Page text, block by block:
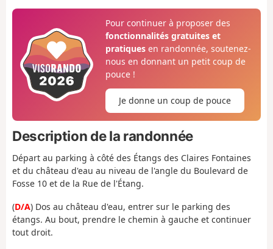
Pour continuer à proposer des
fonctionnalités gratuites et
pratiquesen randonnée, soutenez-
nous en donnant un petit coup de
pouce !
Je donne un coup de pouce
Description de la randonnée
Départ au parking à côté des Étangs des Claires Fontaines
et du château d'eau au niveau de l'angle du Boulevard de
Fosse 10 et de la Rue de l'Étang.
(D/A) Dos au château d'eau, entrer sur le parking des
étangs. Au bout, prendre le chemin à gauche et continuer
tout droit.